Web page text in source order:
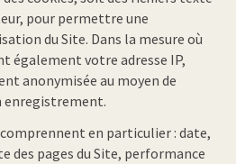
pour permettre une
du Site. Dans la mesure où
également votre adresse IP,
anonymisée au moyen de
enregistrement.
en particulier : date,
des pages du Site, performance